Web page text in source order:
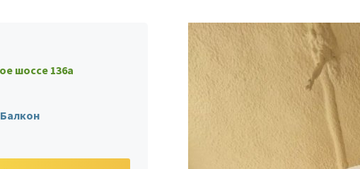
шоссе 136а